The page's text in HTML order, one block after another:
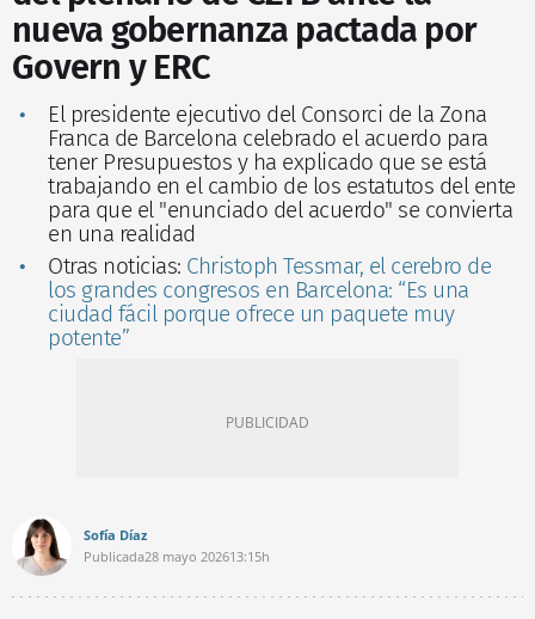
nueva gobernanza pactada por
Govern y ERC
El presidente ejecutivo del Consorci de la Zona
Franca de Barcelona celebrado el acuerdo para
tener Presupuestos y ha explicado que se está
trabajando en el cambio de los estatutos del ente
para que el "enunciado del acuerdo" se convierta
en una realidad
Otras noticias: Christoph Tessmar, el cerebro de
los grandes congresos en Barcelona: “Es una
ciudad fácil porque ofrece un paquete muy
potente”
Sofía Díaz
Publicada28 mayo 202613:15h